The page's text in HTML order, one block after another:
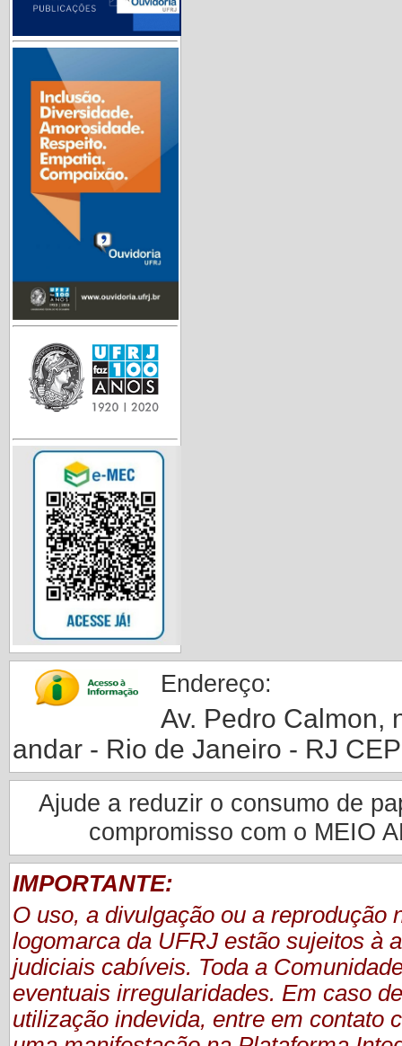
Endereço:
Av. Pedro Calmon,
andar - Rio de Janeiro - RJ
Ajude a reduzir o consumo de
compromisso com o MEIO
IMPORTANTE:
O uso, a divulgação ou a reprodução
logomarca da UFRJ estão sujeitos à
judiciais cabíveis. Toda a
eventuais irregularidades. Em caso
utilização indevida, entre em contato